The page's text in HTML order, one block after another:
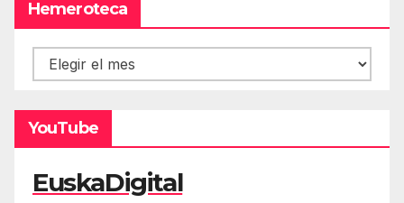
Hemeroteca
Hemeroteca
YouTube
EuskaDigital